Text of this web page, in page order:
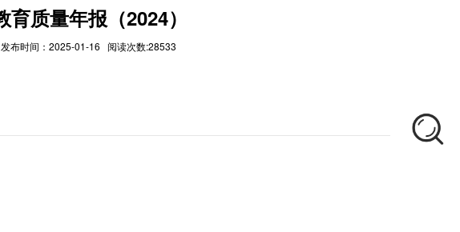
育质量年报（2024）
布时间：2025-01-16 阅读次数:28533